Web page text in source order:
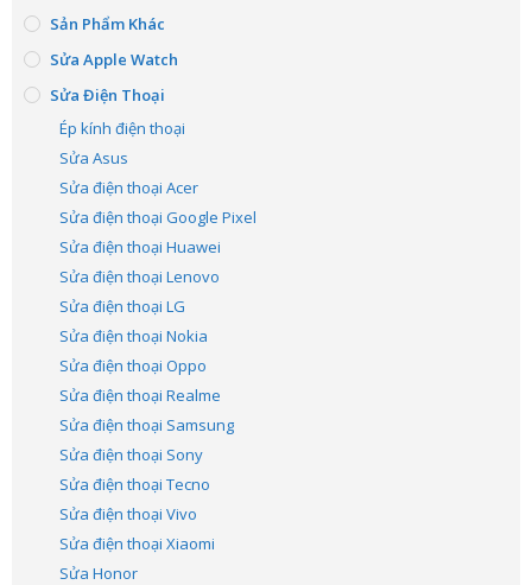
Sản Phẩm Khác
Sửa Apple Watch
Sửa Điện Thoại
Ép kính điện thoại
Sửa Asus
Sửa điện thoại Acer
Sửa điện thoại Google Pixel
Sửa điện thoại Huawei
Sửa điện thoại Lenovo
Sửa điện thoại LG
Sửa điện thoại Nokia
Sửa điện thoại Oppo
Sửa điện thoại Realme
Sửa điện thoại Samsung
Sửa điện thoại Sony
Sửa điện thoại Tecno
Sửa điện thoại Vivo
Sửa điện thoại Xiaomi
Sửa Honor